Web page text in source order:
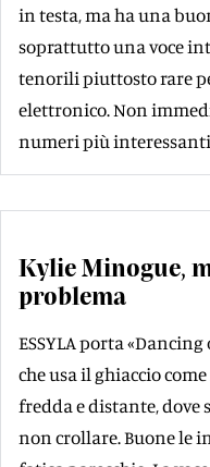
in testa, ma ha una
soprattutto una voce
tenorili piuttosto rare
elettronico. Non
numeri più interessanti
Kylie Minogue,
problema
ESSYLA porta
che usa il ghiaccio
fredda e distante, dove
non crollare. Buone le